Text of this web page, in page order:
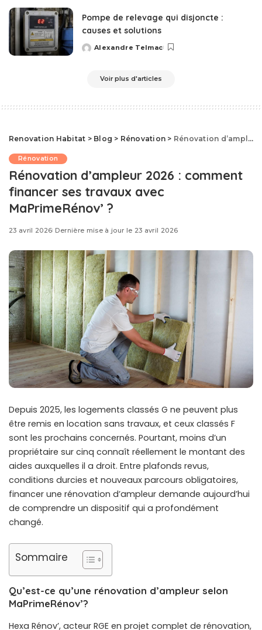
Pompe de relevage qui disjoncte :
causes et solutions
Posted
Alexandre Telmac
Voir plus d'articles
Renovation Habitat > Blog > Rénovation > Rénovation d’ampleur 2026 : comment financer ses travaux avec MaPrimeRénov’ ?
Rénovation
Rénovation d’ampleur 2026 : comment
financer ses travaux avec
MaPrimeRénov’ ?
23 avril 2026 Dernière mise à jour le 23 avril 2026
Depuis 2025, les logements classés G ne peuvent plus
être remis en location sans travaux, et ceux classés F
sont les prochains concernés. Pourtant, moins d’un
propriétaire sur cinq connaît réellement le montant des
aides auxquelles il a droit. Entre plafonds revus,
conditions durcies et nouveaux parcours obligatoires,
financer une rénovation d’ampleur demande aujourd’hui
de comprendre un dispositif qui a profondément
changé.
Sommaire
Qu’est-ce qu’une rénovation d’ampleur selon
MaPrimeRénov’?
Hexa Rénov’, acteur RGE en projet complet de rénovation,